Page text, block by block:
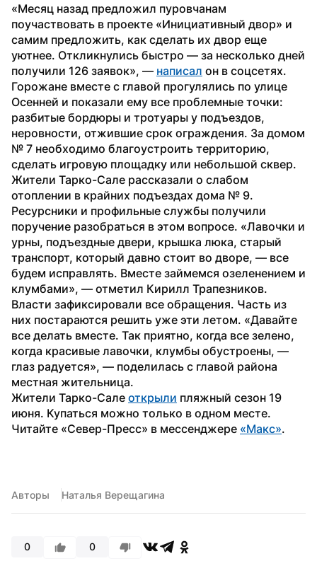
«Месяц назад предложил пуровчанам
поучаствовать в проекте «Инициативный двор» и
самим предложить, как сделать их двор еще
уютнее. Откликнулись быстро — за несколько дней
получили 126 заявок», — написал он в соцсетях.
Горожане вместе с главой прогулялись по улице
Осенней и показали ему все проблемные точки:
разбитые бордюры и тротуары у подъездов,
неровности, отжившие срок ограждения. За домом
№ 7 необходимо благоустроить территорию,
сделать игровую площадку или небольшой сквер.
Жители Тарко-Сале рассказали о слабом
отоплении в крайних подъездах дома № 9.
Ресурсники и профильные службы получили
поручение разобраться в этом вопросе. «Лавочки и
урны, подъездные двери, крышка люка, старый
транспорт, который давно стоит во дворе, — все
будем исправлять. Вместе займемся озеленением и
клумбами», — отметил Кирилл Трапезников.
Власти зафиксировали все обращения. Часть из
них постараются решить уже эти летом. «Давайте
все делать вместе. Так приятно, когда все зелено,
когда красивые лавочки, клумбы обустроены, —
глаз радуется», — поделилась с главой района
местная жительница.
Жители Тарко-Сале открыли пляжный сезон 19
июня. Купаться можно только в одном месте.
Читайте «Север-Пресс» в мессенджере «Макс».
Авторы Наталья Верещагина
0 0